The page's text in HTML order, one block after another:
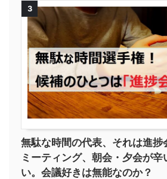
3
無駄な時間の代表、それは進捗
ミーティング、朝会・夕会が辛
い。会議好きは無能なのか？